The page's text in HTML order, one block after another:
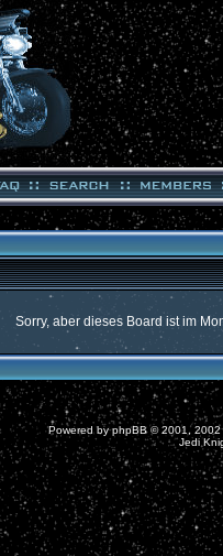
Sorry, aber dieses Board ist im
Powered byphpBB© 2001, 2002
Jedi